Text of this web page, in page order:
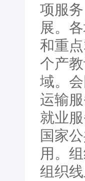
项服
展。
和重
个产
域。
运输
就业
国家
用。
组织